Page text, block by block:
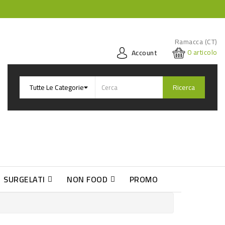
Ramacca (CT)
Account
0articolo
Ricerca
SURGELATI NON FOOD PROMO